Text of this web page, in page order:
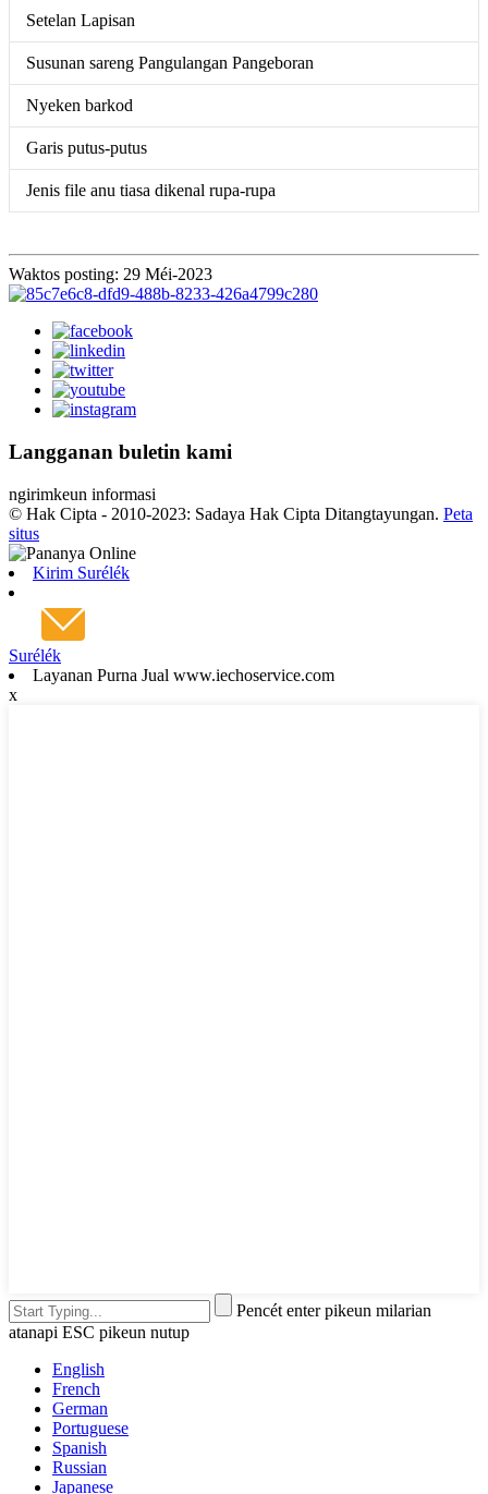
Setelan Lapisan
Susunan sareng Pangulangan Pangeboran
Nyeken barkod
Garis putus-putus
Jenis file anu tiasa dikenal rupa-rupa
Waktos posting: 29 Méi-2023
Langganan buletin kami
ngirimkeun informasi
© Hak Cipta - 2010-2023: Sadaya Hak Cipta Ditangtayungan. Peta
situs
Kirim Surélék
Surélék
Layanan Purna Jual www.iechoservice.com
x
Pencét enter pikeun milarian
atanapi ESC pikeun nutup
English
French
German
Portuguese
Spanish
Russian
Japanese